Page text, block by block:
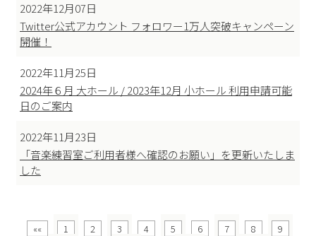
2022年12月07日
Twitter公式アカウント フォロワー1万人突破キャンペーン
開催！
2022年11月25日
2024年６月 大ホール / 2023年12月 小ホール 利用申請可能
日のご案内
2022年11月23日
「音楽練習室ご利用者様へ確認のお願い」を更新いたしま
した
«« 1 2 3 4 5 6 7 8
9